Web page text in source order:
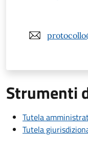
Strumenti
Tutela
Tutela